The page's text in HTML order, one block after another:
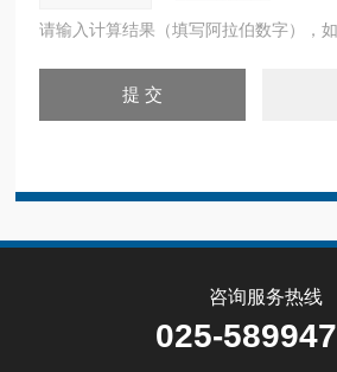
请输入计算结果（填写阿拉伯数字），
咨询服务热线
025-